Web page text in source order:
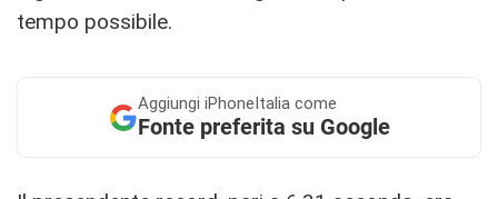
tempo possibile.
Aggiungi iPhoneItalia come
Fonte preferita su Google